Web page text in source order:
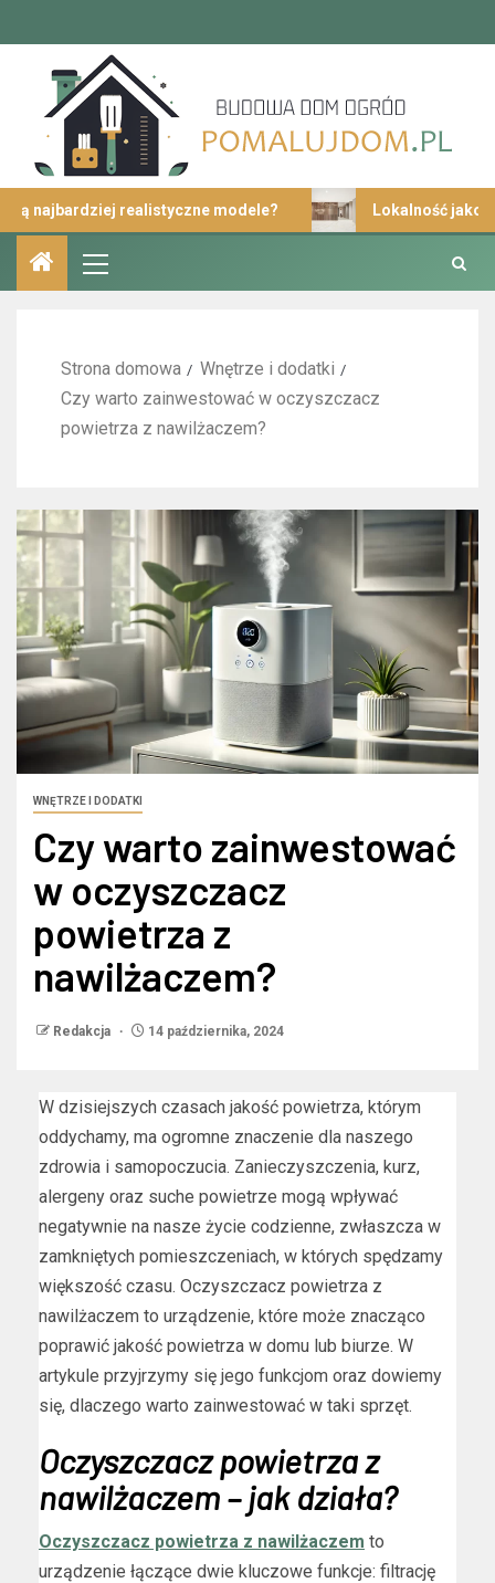
realistyczne modele? Lokalność jako istotny
Strona domowa
Wnętrze i dodatki
Czy warto zainwestować w oczyszczacz
powietrza z nawilżaczem?
WNĘTRZE I DODATKI
Czy warto zainwestować
w oczyszczacz
powietrza z
nawilżaczem?
Redakcja 14 października, 2024
W dzisiejszych czasach jakość powietrza, którym
oddychamy, ma ogromne znaczenie dla naszego
zdrowia i samopoczucia. Zanieczyszczenia, kurz,
alergeny oraz suche powietrze mogą wpływać
negatywnie na nasze życie codzienne, zwłaszcza w
zamkniętych pomieszczeniach, w których spędzamy
większość czasu. Oczyszczacz powietrza z
nawilżaczem to urządzenie, które może znacząco
poprawić jakość powietrza w domu lub biurze. W
artykule przyjrzymy się jego funkcjom oraz dowiemy
się, dlaczego warto zainwestować w taki sprzęt.
Oczyszczacz powietrza z
nawilżaczem – jak działa?
Oczyszczacz powietrza z nawilżaczem to
urządzenie łączące dwie kluczowe funkcje: filtrację